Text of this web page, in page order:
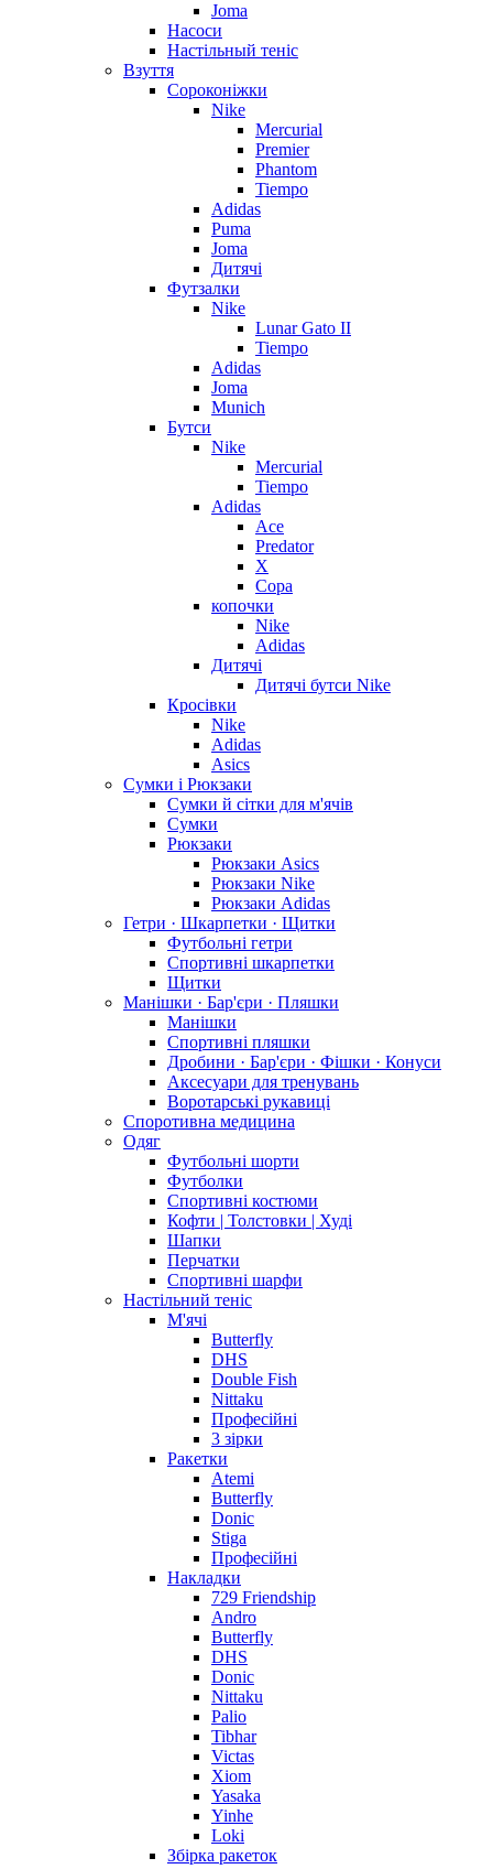
Joma
Насоси
Настільный теніс
Взуття
Сороконіжки
Nike
Mercurial
Premier
Phantom
Tiempo
Adidas
Puma
Joma
Дитячі
Футзалки
Nike
Lunar Gato II
Tiempo
Adidas
Joma
Munich
Бутси
Nike
Mercurial
Tiempo
Adidas
Ace
Predator
X
Copa
копочки
Nike
Adidas
Дитячі
Дитячі бутси Nike
Кросівки
Nike
Adidas
Asics
Сумки і Рюкзаки
Сумки й сітки для м'ячів
Сумки
Рюкзаки
Рюкзаки Asics
Рюкзаки Nike
Рюкзаки Adidas
Гетри · Шкарпетки · Щитки
Футбольні гетри
Спортивні шкарпетки
Щитки
Манішки · Бар'єри · Пляшки
Манішки
Спортивні пляшки
Дробини · Бар'єри · Фішки · Конуси
Аксесуари для тренувань
Воротарські рукавиці
Споротивна медицина
Одяг
Футбольні шорти
Футболки
Спортивні костюми
Кофти | Толстовки | Худі
Шапки
Перчатки
Спортивні шарфи
Настільний теніс
М'ячі
Butterfly
DHS
Double Fish
Nittaku
Професійні
3 зірки
Ракетки
Atemi
Butterfly
Donic
Stiga
Професійні
Накладки
729 Friendship
Andro
Butterfly
DHS
Donic
Nittaku
Palio
Tibhar
Victas
Xiom
Yasaka
Yinhe
Loki
Збірка ракеток